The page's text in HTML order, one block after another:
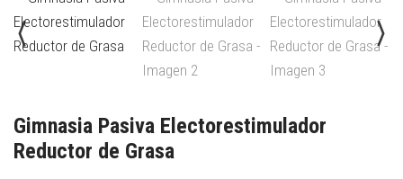
Gimnasia Pasiva Electorestimulador
Reductor de Grasa